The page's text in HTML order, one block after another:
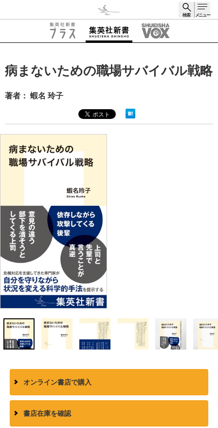
検索 メニュー
病まないための職場サバイバル戦略
著者： 蝦名 玲子
オンライン書店で購入
書店在庫を確認